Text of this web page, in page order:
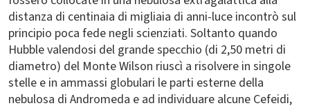
distanza di centinaia di migliaia di anni-luce incontrò sul
principio poca fede negli scienziati. Soltanto quando
Hubble valendosi del grande specchio (di 2,50 metri di
diametro) del Monte Wilson riuscì a risolvere in singole
stelle e in ammassi globulari le parti esterne della
nebulosa di Andromeda e ad individuare alcune Cefeidi,